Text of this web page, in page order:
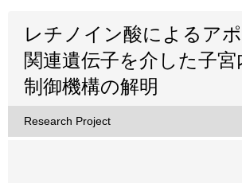
レチノイン酸によるア
関連遺伝子を介した子宮
制御機構の解明
Research Project